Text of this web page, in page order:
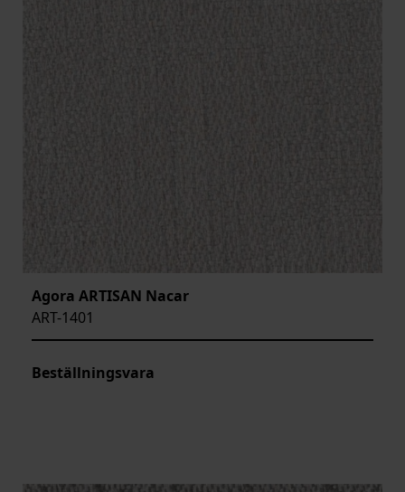
Agora ARTISAN Nacar
ART-1401
Beställningsvara